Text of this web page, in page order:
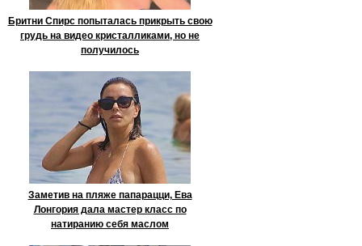
Бритни Спирс попыталась прикрыть свою
грудь на видео кристалликами, но не
получилось
Заметив на пляже папарацци, Ева
Лонгория дала мастер класс по
натиранию себя маслом